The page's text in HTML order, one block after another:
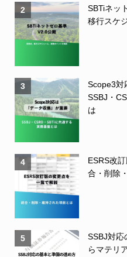
2
SBTiネッ
移行スケ
3
Scope3対
SSBJ・
は
4
ESRS改
合・削除
5
SSBJ対
らマテリ